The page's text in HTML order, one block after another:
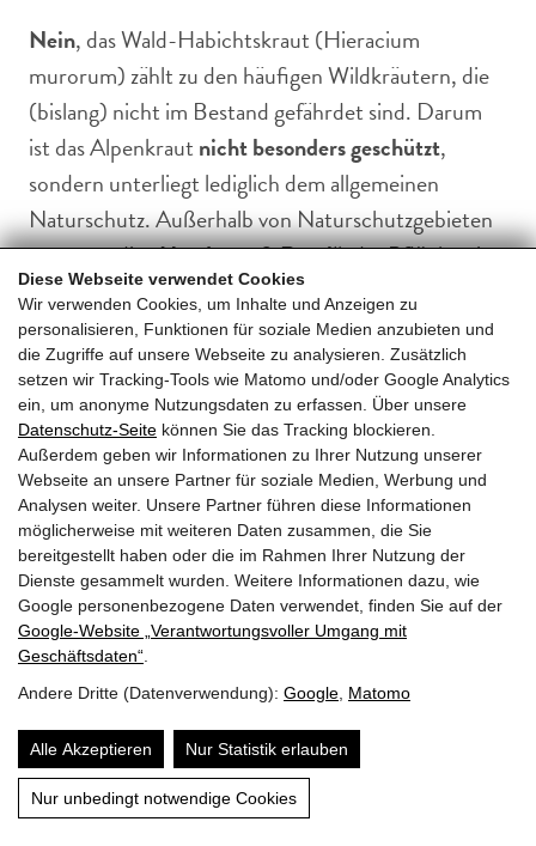
Diese Webseite verwendet Cookies
Wir verwenden Cookies, um Inhalte und Anzeigen zu
personalisieren, Funktionen für soziale Medien anzubieten und
die Zugriffe auf unsere Webseite zu analysieren. Zusätzlich
setzen wir Tracking-Tools wie Matomo und/oder Google Analytics
ein, um anonyme Nutzungsdaten zu erfassen. Über unsere
Datenschutz-Seite können Sie das Tracking blockieren.
Außerdem geben wir Informationen zu Ihrer Nutzung unserer
Webseite an unsere Partner für soziale Medien, Werbung und
Analysen weiter. Unsere Partner führen diese Informationen
möglicherweise mit weiteren Daten zusammen, die Sie
bereitgestellt haben oder die im Rahmen Ihrer Nutzung der
Dienste gesammelt wurden. Weitere Informationen dazu, wie
Google personenbezogene Daten verwendet, finden Sie auf der
Google‑Website „Verantwortungsvoller Umgang mit
Geschäftsdaten“
Andere Dritte (Datenverwendung): Google Matomo
Alle Akzeptieren Nur Statistik erlauben
Nur unbedingt notwendige Cookies
Inhalt
Nein, das Wald-Habichtskraut (Hieracium
murorum) zählt zu den häufigen Wildkräutern, die
(bislang) nicht im Bestand gefährdet sind. Darum
ist das Alpenkraut nicht besonders geschützt,
sondern unterliegt lediglich dem allgemeinen
Naturschutz. Außerhalb von Naturschutzgebieten
gestattet die„Handstrauß-Regel“, das Pflücken in
kleinen Mengen für den privaten Gebrauch, sofern
sich das Habichtskraut nicht auf privatem Grund
befindet.
Ist das Wald-Habichtskraut
insektenfreundlich?
Ja, das Wald-Habichtskraut ist eine wichtige
Nahrungsquelle für Wildbienen, Schwebfliegen und
Schmetterlinge. Schon 77 Wildbienen-Arten
wurden an den nektarreichen Blüten gezählt. Davon
haben sich sogar 16 Arten auf das Wald-
Habichtskraut spezialisiert. Als Raupenfutter
nutzen 22 Schmetterlings-Arten die